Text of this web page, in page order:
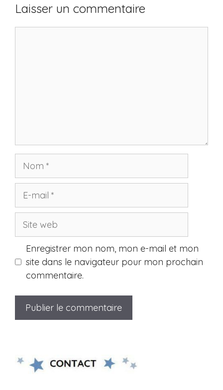
Laisser un commentaire
Nom
Site
Enregistrer mon nom, mon e-mail et mon
site dans le navigateur pour mon prochain
commentaire.